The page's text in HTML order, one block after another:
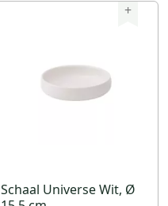
+
Schaal Universe Wit, Ø